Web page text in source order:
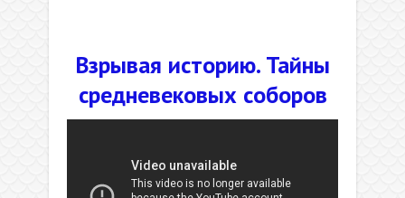
Взрывая историю. Тайны
средневековых соборов